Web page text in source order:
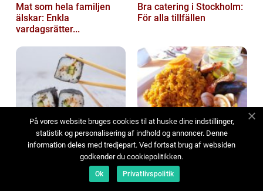
Mat som hela familjen
älskar: Enkla
vardagsrätter...
Bra catering i Stockholm:
För alla tillfällen
03 augusti 2025
Att hitta den bästa sushin
02 augusti 2025
Spansk restaurang i
Stockholm: En smakresa
till hj...
På vores website bruges cookies til at huske dine indstillinger,
statistik og personalisering af indhold og annoncer. Denne
information deles med tredjepart. Ved fortsat brug af websiden
godkender du cookiepolitikken.
Ok Privatlivspolitik